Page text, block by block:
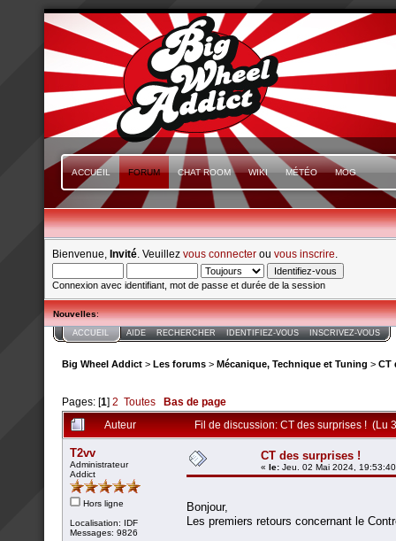
ACCUEIL FORUM CHAT ROOM WIKI MÉTÉO MOG
Bienvenue, Invité . Veuillez vous connecter ou vous inscrire
Connexion avec identifiant, mot de passe et durée de la session
Nouvelles:
ACCUEIL AIDE RECHERCHER IDENTIFIEZ-VOUS INSCRIVEZ-VOUS
Big Wheel Addict > Les forums > Mécanique, Technique et Tuning > CT
Pages: [1] 2 Toutes
Bas de page
Auteur
Fil de discussion: CT des surprises ! (Lu
T2vv
Administrateur
Addict
Hors ligne
Localisation: IDF
Messages: 9826
CT des surprises !
« le: Jeu. 02 Mai 2024,
Bonjour,
Les premiers retours concernant le